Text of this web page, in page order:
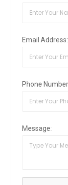
Email Address:
Phone
Message: